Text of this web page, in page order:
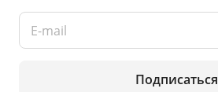
Подписаться